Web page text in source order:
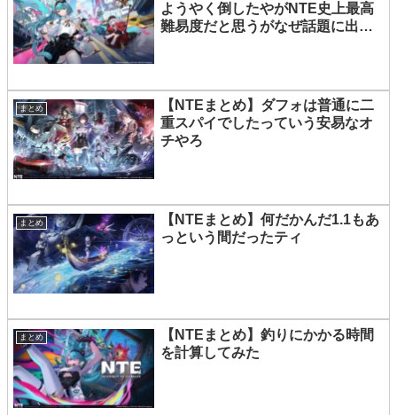
ようやく倒したやがNTE史上最高
難易度だと思うがなぜ話題に出な
まとめ
【NTEまとめ】ダフォは普通に二
重スパイでしたっていう安易なオ
チやろ
まとめ
【NTEまとめ】何だかんだ1.1もあ
っという間だったティ
まとめ
【NTEまとめ】釣りにかかる時間
を計算してみた